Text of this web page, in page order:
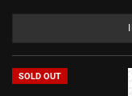
SOLD OUT